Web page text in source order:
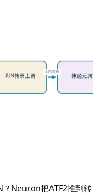
？Neuron把ATF2推到转